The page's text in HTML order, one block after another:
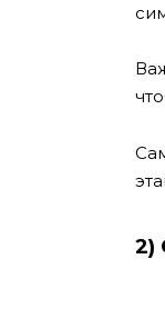
2)